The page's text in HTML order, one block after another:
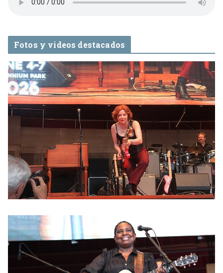
Fotos y videos destacados